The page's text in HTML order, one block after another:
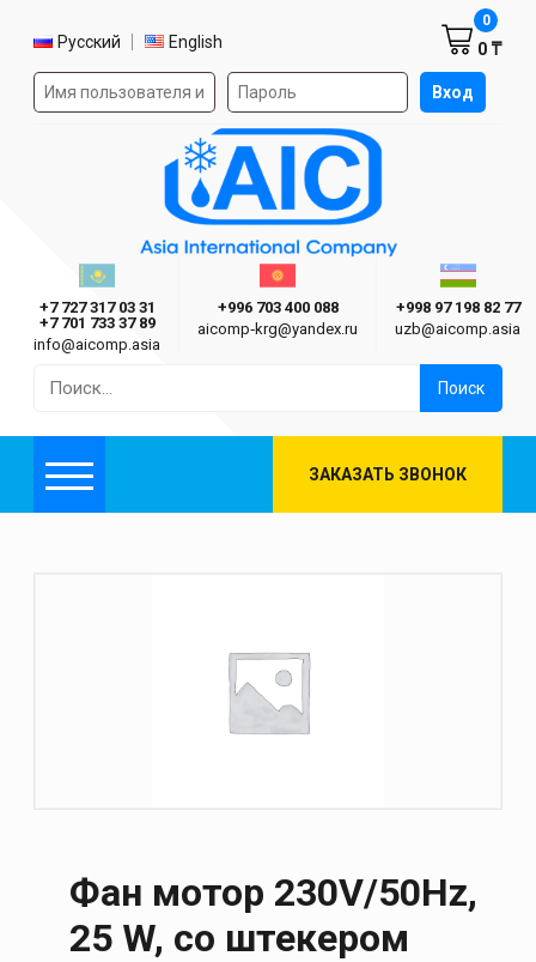
Выбор языка
Русский English
Форма авторизации на сайте Вход
0 ₸
0
Asia International Company
Казахстан г. Алматы
+7 727 317 03 31
+7 701 733 37 89
info@aicomp.asia
Киргизия г. Бишкек
+996 703 400 088
aicomp‑krg@yandex.ru
+998 97 198 82 77
uzb@aicomp.asia
Меню ЗАКАЗАТЬ ЗВОНОК
Фан мотор 230V/50Hz,
25 W, со штекером